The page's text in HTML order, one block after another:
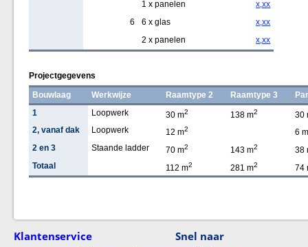
1 x panelen
x,xx
6
6 x glas
x,xx
2 x panelen
x,xx
Projectgegevens
Bouwlaag
Werkwijze Raamtype 2 Raamtype 3
1
Loopwerk 30 m2 138 m2
30
2, vanaf dak
Loopwerk 12 m2
6 m
2 en 3
Staande ladder 70 m2 143 m2
38
Totaal
112 m2 281 m2 74
Klantenservice Snel naar